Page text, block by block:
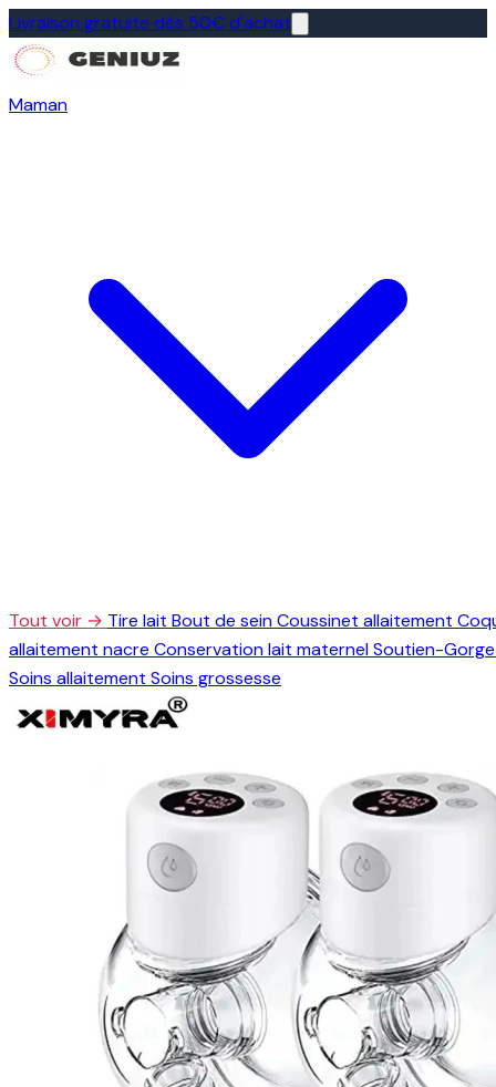
Livraison gratuite dès 50€ d'achat
Maman
Tout voir → Tire lait Bout de seinCoussinet allaitement
allaitement nacre Conservation lait maternelSoutien-
Soins allaitement Soins grossesse